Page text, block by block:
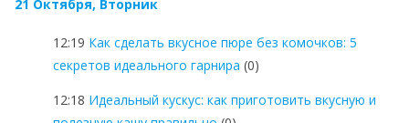
21 Октября, Вторник
12:19 Как сделать вкусное пюре без комочков: 5
секретов идеального гарнира (0)
12:18 Идеальный кускус: как приготовить вкусную и